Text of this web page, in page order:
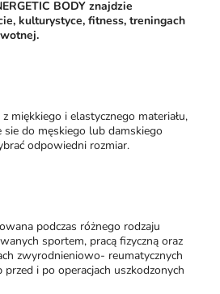
BODY znajdzie
kulturystyce, fitness, treningach
miękkiego i elastycznego materiału,
sie do męskiego lub damskiego
odpowiedni rozmiar.
podczas różnego rodzaju
sportem, pracą fizyczną oraz
zwyrodnieniowo- reumatycznych
i po operacjach uszkodzonych